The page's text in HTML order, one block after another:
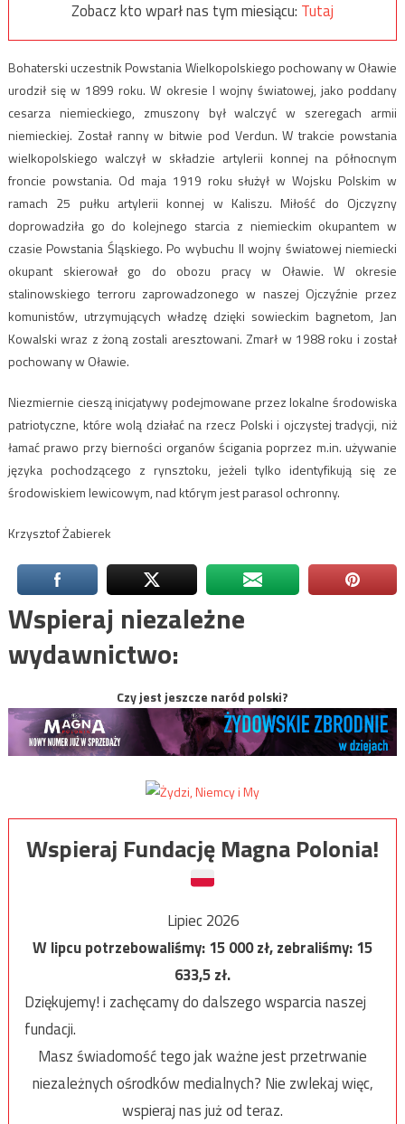
Zobacz kto wparł nas tym miesiącu: Tutaj
Bohaterski uczestnik Powstania Wielkopolskiego pochowany w Oławie
urodził się w 1899 roku. W okresie I wojny światowej, jako poddany
cesarza niemieckiego, zmuszony był walczyć w szeregach armii
niemieckiej. Został ranny w bitwie pod Verdun. W trakcie powstania
wielkopolskiego walczył w składzie artylerii konnej na północnym
froncie powstania. Od maja 1919 roku służył w Wojsku Polskim w
ramach 25 pułku artylerii konnej w Kaliszu. Miłość do Ojczyzny
doprowadziła go do kolejnego starcia z niemieckim okupantem w
czasie Powstania Śląskiego. Po wybuchu II wojny światowej niemiecki
okupant skierował go do obozu pracy w Oławie. W okresie
stalinowskiego terroru zaprowadzonego w naszej Ojczyźnie przez
komunistów, utrzymujących władzę dzięki sowieckim bagnetom, Jan
Kowalski wraz z żoną zostali aresztowani. Zmarł w 1988 roku i został
pochowany w Oławie.
Niezmiernie cieszą inicjatywy podejmowane przez lokalne środowiska
patriotyczne, które wolą działać na rzecz Polski i ojczystej tradycji, niż
łamać prawo przy bierności organów ścigania poprzez m.in. używanie
języka pochodzącego z rynsztoku, jeżeli tylko identyfikują się ze
środowiskiem lewicowym, nad którym jest parasol ochronny.
Krzysztof Żabierek
Wspieraj niezależne
wydawnictwo:
Czy jest jeszcze naród polski?
Wspieraj Fundację Magna Polonia!
Lipiec 2026
W lipcu potrzebowaliśmy:15 000zł, zebraliśmy:15
633,5zł.
Dziękujemy! i zachęcamy do dalszego wsparcia naszej
fundacji.
Masz świadomość tego jak ważne jest przetrwanie
niezależnych ośrodków medialnych? Nie zwlekaj więc,
wspieraj nas już od teraz.